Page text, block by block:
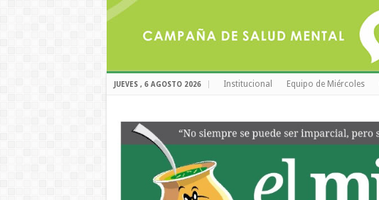
JUEVES , 6 AGOSTO 2026 Institucional Equipo de Miércoles